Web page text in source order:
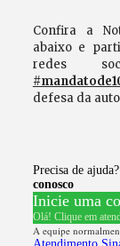
Confira a
abaixo e
redes
defesa da